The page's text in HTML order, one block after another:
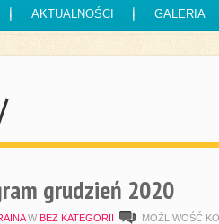
AKTUALNOŚCI GALERIA
grudzień 2020
W BEZ KATEGORII MOŻLIWOŚĆ